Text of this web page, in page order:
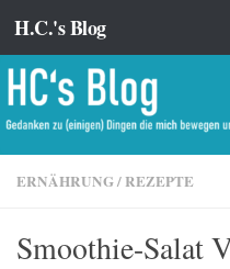
Zum Inhalt springen
H.C.'s Blog
ERNÄHRUNG/ REZEPTE
Smoothie-Salat